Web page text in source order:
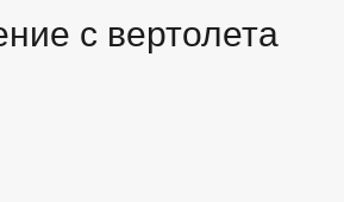
с вертолета